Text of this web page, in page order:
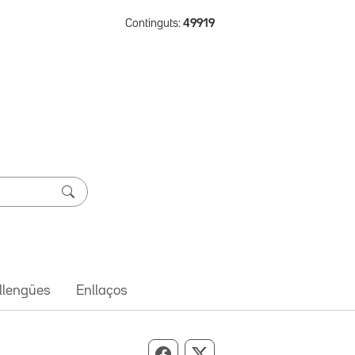
Continguts: 49919
Enllaços